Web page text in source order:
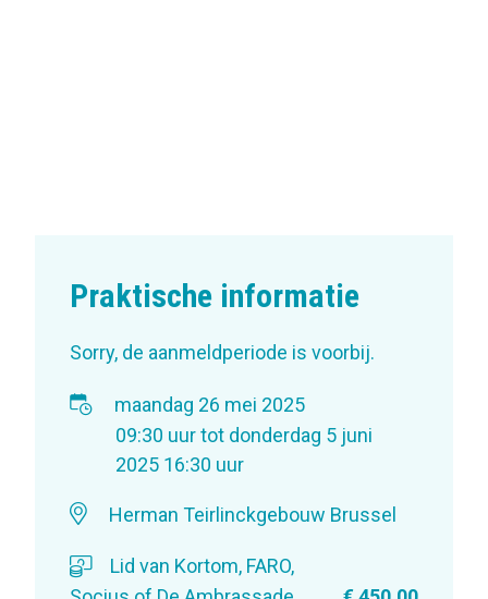
Praktische informatie
Sorry, de aanmeldperiode is voorbij.
maandag 26 mei 2025
09:30 uur tot donderdag 5 juni
2025 16:30 uur
Herman Teirlinckgebouw Brussel
Lid van Kortom, FARO,